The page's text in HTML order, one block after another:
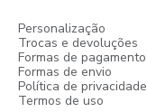
Personalização
Trocas e devoluções
Formas de pagamento
Formas de envio
Política de privacidade
Termos de uso